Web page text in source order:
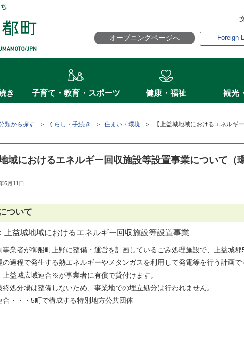
オープニングページへ Foreign
き 子育て・教育・スポーツ 健康・福祉 観光
類から探す ＞ くらし・手続き ＞ 住まい・環境 ＞ 【上益城地域におけるエネルギ
地域におけるエネルギー回収施設等設置事業について（
6月11日
ついて
上益城地域におけるエネルギー回収施設等設置事業
事業者が御船町上野に整備・運営を計画しているごみ処理施設で、上益城
過程で発生する熱エネルギーやメタンガスを利用して発電等を行う計画で
上益城広域連合※が事業者に有償で貸付けます。
処分場は整備しないため、事業地での埋立処分は行われません。
・・・5町で構成する特別地方公共団体